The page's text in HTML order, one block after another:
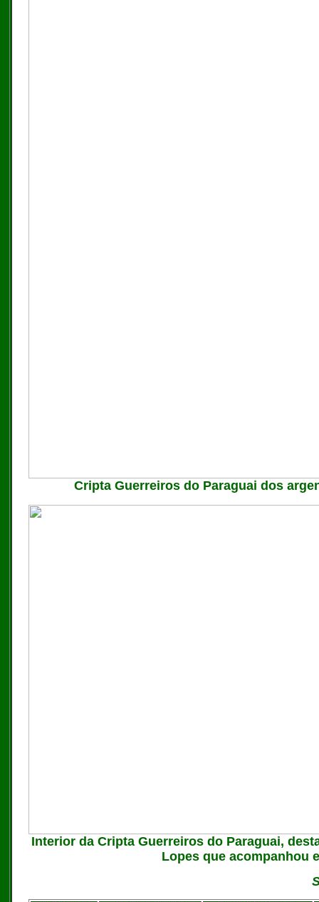
Cripta Guerreiros do Paraguai dos
Interior da Cripta Guerreiros do Paraguai,
Lopes que acompanhou